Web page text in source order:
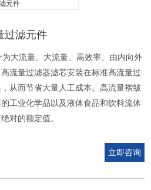
过滤元件
大流量、大流量、高效率、由内向外
流量过滤器滤芯安装在标准高流量过
从而节省大量人工成本。高流量褶皱
工业化学品以及液体食品和饮料流体
对的额定值。
立即咨询